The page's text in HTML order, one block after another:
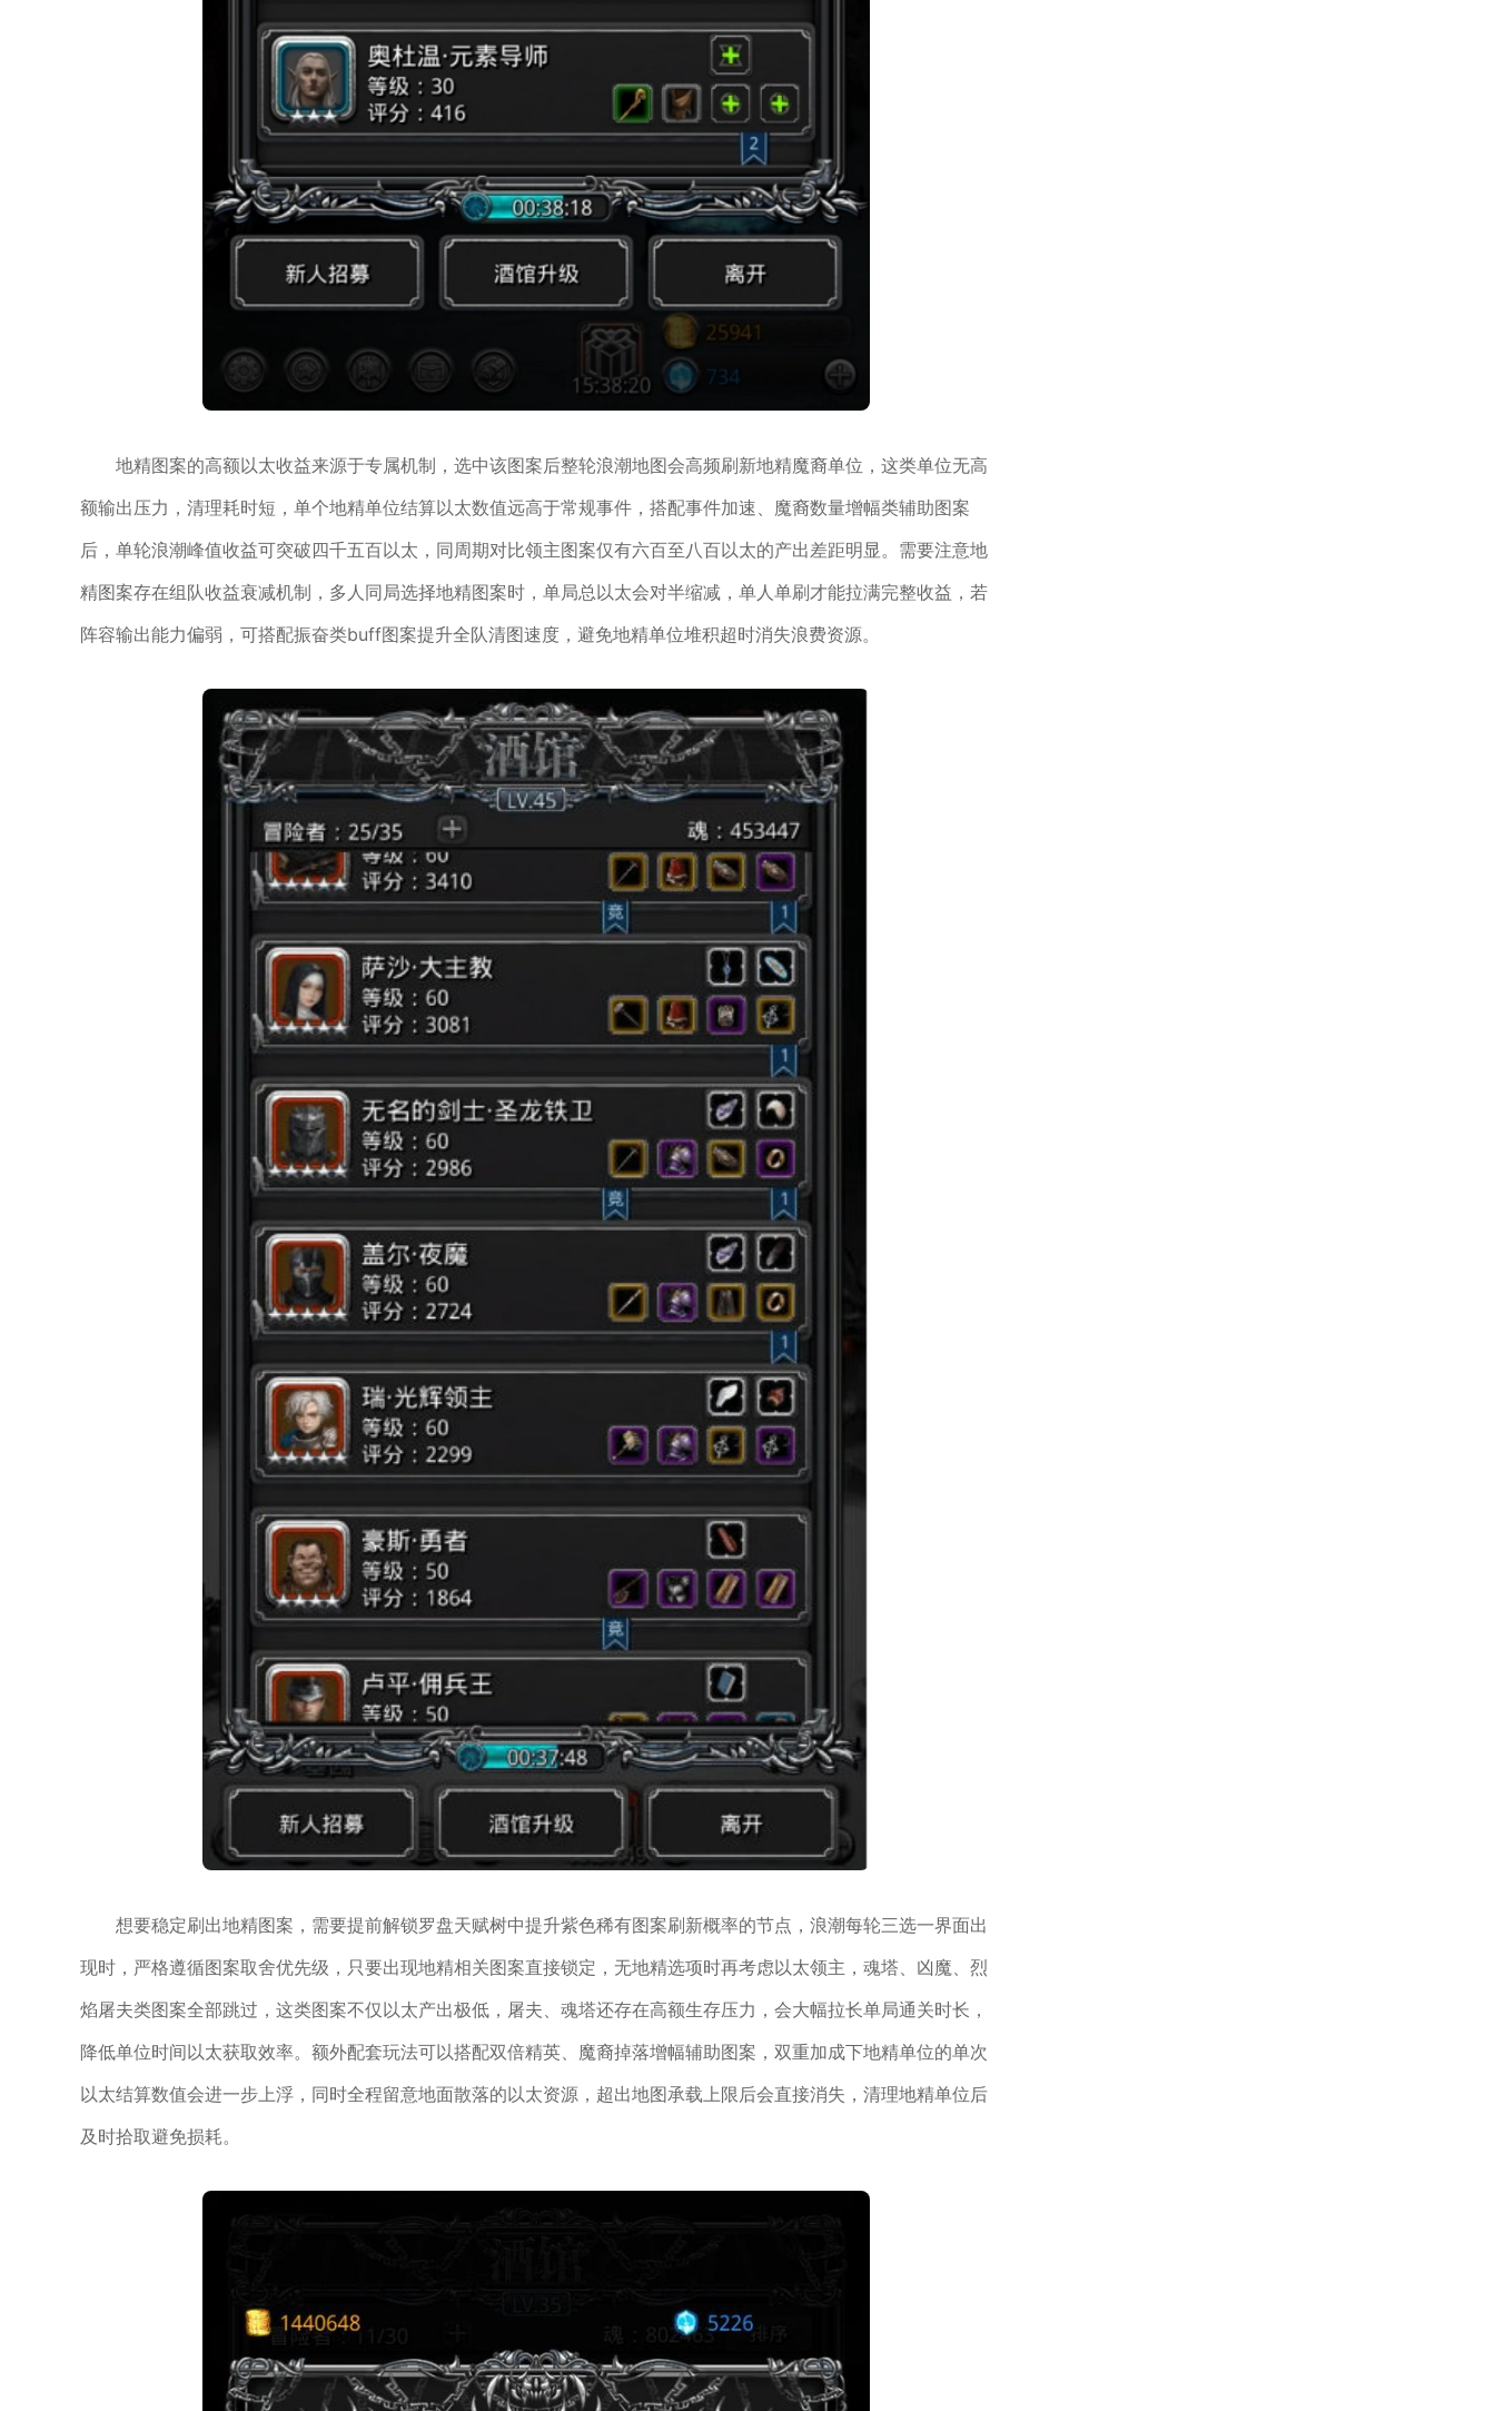
地精图案的高额以太收益来源于专属机制，选中该图案后整轮浪潮地图会高频刷新地精魔裔单位，这类单位无高
额输出压力，清理耗时短，单个地精单位结算以太数值远高于常规事件，搭配事件加速、魔裔数量增幅类辅助图案
后，单轮浪潮峰值收益可突破四千五百以太，同周期对比领主图案仅有六百至八百以太的产出差距明显。需要注意地
精图案存在组队收益衰减机制，多人同局选择地精图案时，单局总以太会对半缩减，单人单刷才能拉满完整收益，若
阵容输出能力偏弱，可搭配振奋类buff图案提升全队清图速度，避免地精单位堆积超时消失浪费资源。
想要稳定刷出地精图案，需要提前解锁罗盘天赋树中提升紫色稀有图案刷新概率的节点，浪潮每轮三选一界面出
现时，严格遵循图案取舍优先级，只要出现地精相关图案直接锁定，无地精选项时再考虑以太领主，魂塔、凶魔、烈
焰屠夫类图案全部跳过，这类图案不仅以太产出极低，屠夫、魂塔还存在高额生存压力，会大幅拉长单局通关时长，
降低单位时间以太获取效率。额外配套玩法可以搭配双倍精英、魔裔掉落增幅辅助图案，双重加成下地精单位的单次
以太结算数值会进一步上浮，同时全程留意地面散落的以太资源，超出地图承载上限后会直接消失，清理地精单位后
及时拾取避免损耗。